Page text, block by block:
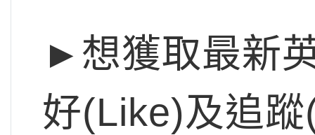
►想獲取最新
好(Like)及追